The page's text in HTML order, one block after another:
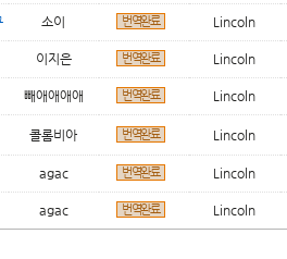
소이 번역완료 Lincoln
이지은 번역완료 Lincoln
빼애애애애 번역완료 Lincoln
콜롬비아 번역완료 Lincoln
agac 번역완료 Lincoln
agac 번역완료 Lincoln